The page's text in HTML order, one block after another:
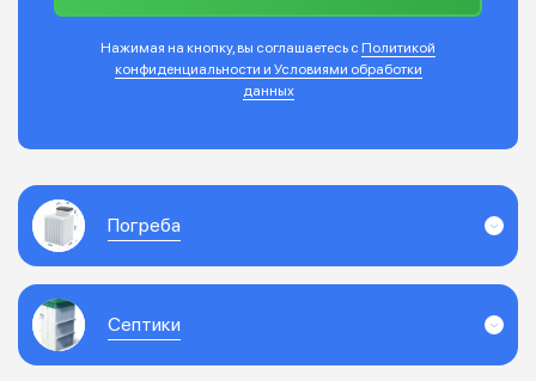
Нажимая на кнопку, вы соглашаетесь с Политикой
конфиденциальности и Условиями обработки
данных
Погреба
Септики